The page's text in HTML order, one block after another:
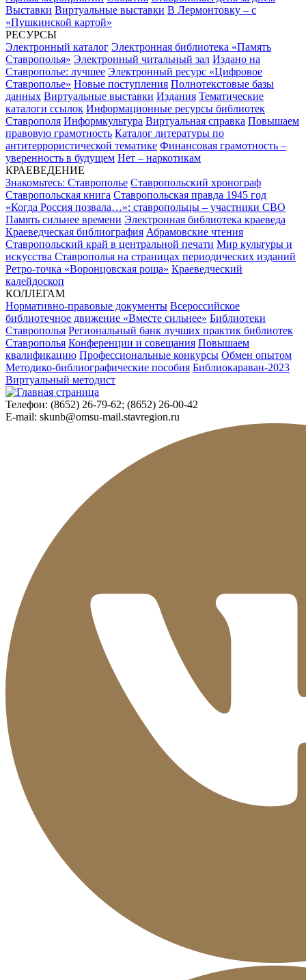
Выставки Виртуальные выставки В Лермонтовку – с
«Пушкинской картой»
РЕСУРСЫ
Электронный каталог Электронная библиотека «Память
Ставрополья» Электронный читальный зал Издано на
Ставрополье: лучшее Электронный ресурс «Цифровое
Ставрополье» Новые поступления Полнотекстовые базы
данных Виртуальные выставки Издания Тематические
каталоги ссылок Информационные ресурсы библиотек
Ставрополя Информкультура Виртуальная справка Повышаем
правовую грамотность Каталог литературы по
антитеррористической тематике Финансовая грамотность –
уверенность в будущем Нет – наркотикам
КРАЕВЕДЕНИЕ
Знакомьтесь: Ставрополье Ставропольский хронограф
Ставропольская книга Ставропольская правда 1945 год
«Когда Россия позвала…»: ставропольцы – участники СВО
Память сильнее времени Электронная библиотека краеведа
Краеведческая библиография Абрамовские чтения
Ставропольский край в центральной печати Мир культуры и
искусства Ставрополья на страницах периодических изданий
Ретро-точка «Воронцовская роща» Краеведческий
калейдоскоп
КОЛЛЕГАМ
Нормативно-правовые документы Всероссийское
библиотечное движение «Вместе сильнее» Библиотеки
Ставрополья Региональный банк лучших практик библиотек
Ставрополья Конференции и совещания Повышаем
квалификацию Профессиональные конкурсы Обмен опытом
Методико-библиографические пособия Библиокараван-2023
Виртуальный методист
Телефон: (8652) 26-79-62; (8652) 26-00-42
E-mail: skunb@omsu-mail.stavregion.ru